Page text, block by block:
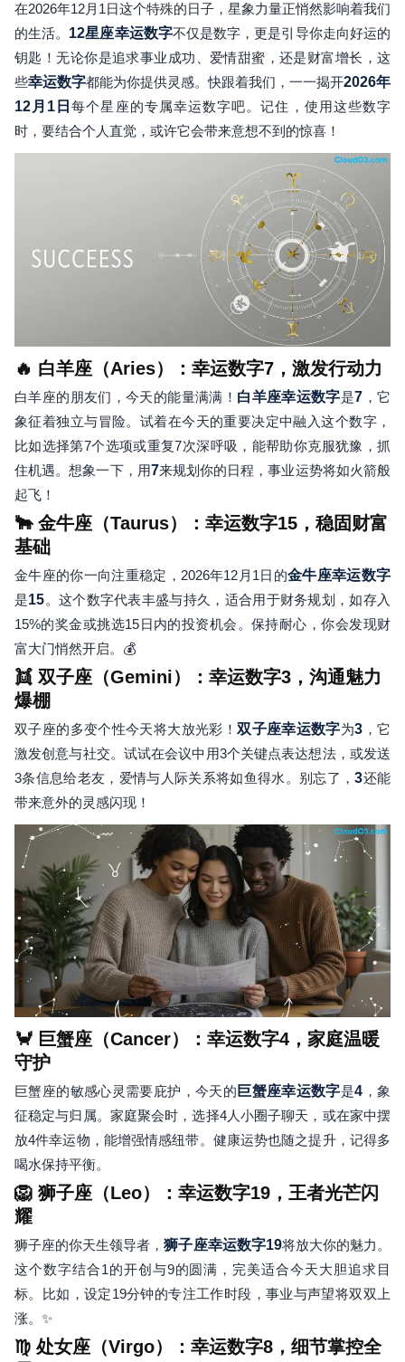
在2026年12月1日这个特殊的日子，星象力量正悄然影响着我们
的生活。 12星座幸运数字不仅是数字，更是引导你走向好运的
钥匙！无论你是追求事业成功、爱情甜蜜，还是财富增长，这
些幸运数字都能为你提供灵感。快跟着我们，一一揭开2026年
12月1日每个星座的专属幸运数字吧。记住，使用这些数字
时，要结合个人直觉，或许它会带来意想不到的惊喜！
🔥 白羊座（Aries）：幸运数字7，激发行动力
白羊座的朋友们，今天的能量满满！ 白羊座幸运数字是7 ，它
象征着独立与冒险。试着在今天的重要决定中融入这个数字，
比如选择第7个选项或重复7次深呼吸，能帮助你克服犹豫，抓
住机遇。想象一下，用7来规划你的日程，事业运势将如火箭般
起飞！
🐂 金牛座（Taurus）：幸运数字15，稳固财富
基础
金牛座的你一向注重稳定，2026年12月1日的金牛座幸运数字
是15。这个数字代表丰盛与持久，适合用于财务规划，如存入
15%的奖金或挑选15日内的投资机会。保持耐心，你会发现财
富大门悄然开启。💰
👯 双子座（Gemini）：幸运数字3，沟通魅力
爆棚
双子座的多变个性今天将大放光彩！双子座幸运数字为3 ，它
激发创意与社交。试试在会议中用3个关键点表达想法，或发送
3条信息给老友，爱情与人际关系将如鱼得水。别忘了，3还能
带来意外的灵感闪现！
🦀 巨蟹座（Cancer）：幸运数字4，家庭温暖
守护
巨蟹座的敏感心灵需要庇护，今天的 巨蟹座幸运数字是4 ，象
征稳定与归属。家庭聚会时，选择4人小圈子聊天，或在家中摆
放4件幸运物，能增强情感纽带。健康运势也随之提升，记得多
喝水保持平衡。
🦁 狮子座（Leo）：幸运数字19，王者光芒闪
耀
狮子座的你天生领导者，狮子座幸运数字19将放大你的魅力。
这个数字结合1的开创与9的圆满，完美适合今天大胆追求目
标。比如，设定19分钟的专注工作时段，事业与声望将双双上
涨。✨
♍ 处女座（Virgo）：幸运数字8，细节掌控全